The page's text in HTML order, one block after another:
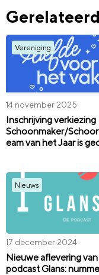
Gerelateerd
Vereniging
14 november 2025
Inschrijving verkiezing
Schoonmaker/
eam van het Jaar is
Nieuws
17 december 2024
Nieuwe aflevering van
podcast Glans: